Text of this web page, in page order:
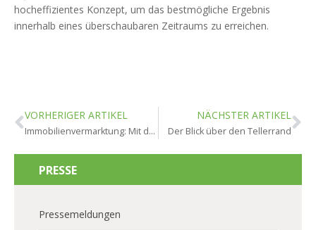
hocheffizientes Konzept, um das bestmögliche Ergebnis
innerhalb eines überschaubaren Zeitraums zu erreichen.
VORHERIGER ARTIKEL
Immobilienvermarktung: Mit den richtigen Maßnahmen schneller verkaufen
NÄCHSTER ARTIKEL
Der Blick über den Tellerrand
PRESSE
Pressemeldungen